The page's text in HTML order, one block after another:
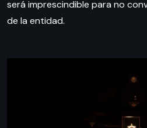
será imprescindible para no
de la entidad.